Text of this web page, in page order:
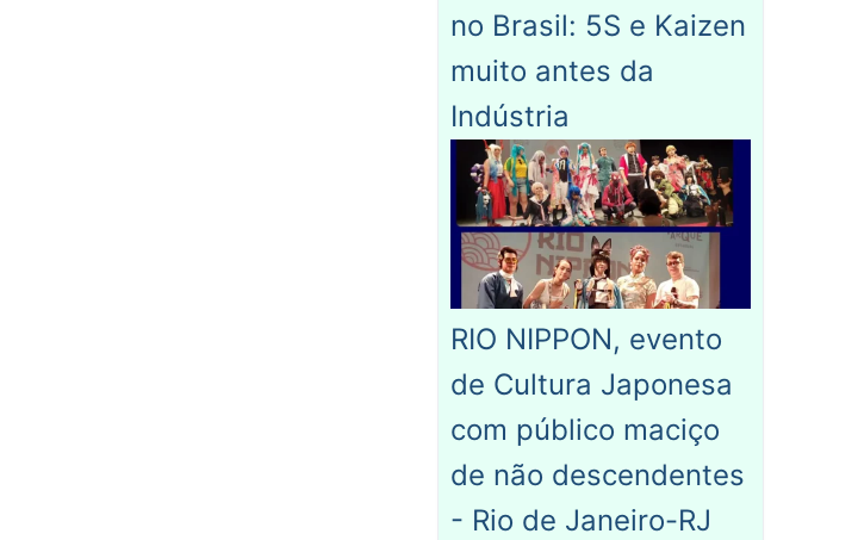
no Brasil: 5S e Kaizen
muito antes da
Indústria
RIO NIPPON, evento
de Cultura Japonesa
com público maciço
de não descendentes
- Rio de Janeiro-RJ